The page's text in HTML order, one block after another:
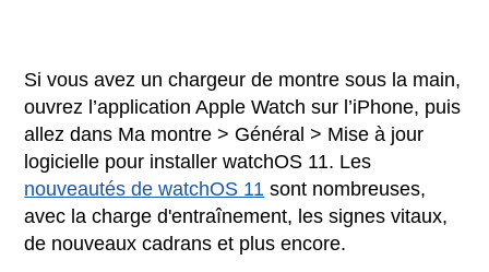
Si vous avez un chargeur de montre sous la main,
ouvrez l’application Apple Watch sur l’iPhone, puis
allez dans Ma montre > Général > Mise à jour
logicielle pour installer watchOS 11. Les
nouveautés de watchOS 11 sont nombreuses,
avec la charge d'entraînement, les signes vitaux,
de nouveaux cadrans et plus encore.